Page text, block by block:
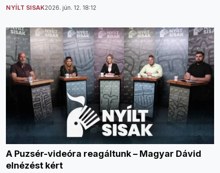
NYÍLT SISAK2026. jún. 12. 18:12
A Puzsér-videóra reagáltunk – Magyar Dávid
elnézést kért